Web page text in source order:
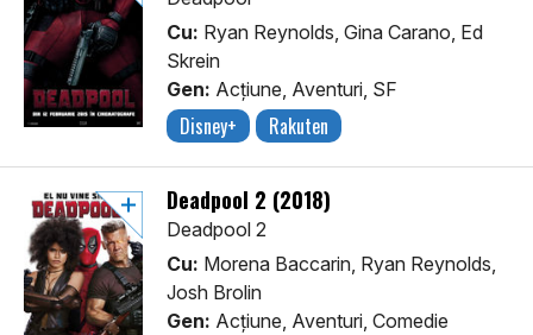
Cu: Ryan Reynolds, Gina Carano, Ed
Skrein
Gen: Acţiune, Aventuri, SF
Disney+ Rakuten
Deadpool 2 (2018)
Deadpool 2
Cu: Morena Baccarin, Ryan Reynolds,
Josh Brolin
Gen: Acţiune, Aventuri, Comedie